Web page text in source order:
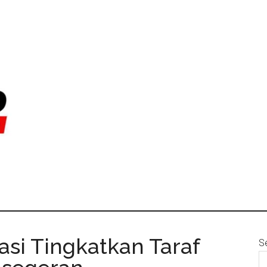
Tingkatkan Taraf